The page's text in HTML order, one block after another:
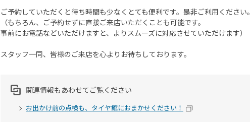
ご予約していただくと待ち時間も少なくとても便利です。是非ご利用ください
（もちろん、ご予約せずに直接ご来店いただくことも可能です。
事前にお電話などいただけますと、よりスムーズに対応させていただけます）
スタッフ一同、皆様のご来店を心よりお待ちしております。
関連情報もあわせてご覧ください
お出かけ前の点検も、タイヤ館におまかせください！